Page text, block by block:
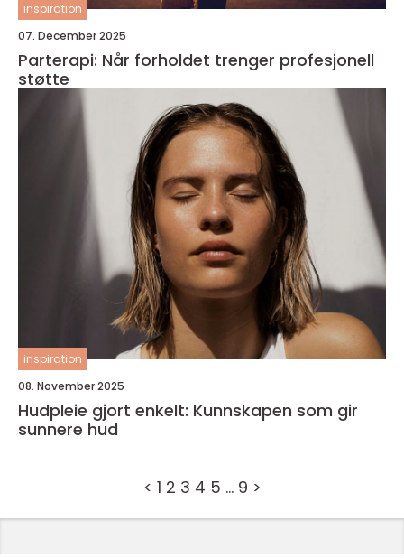
inspiration
07. December 2025
Parterapi: Når forholdet trenger profesjonell
støtte
inspiration
08. November 2025
Hudpleie gjort enkelt: Kunnskapen som gir
sunnere hud
< 1 2 3 4 5 … 9 >